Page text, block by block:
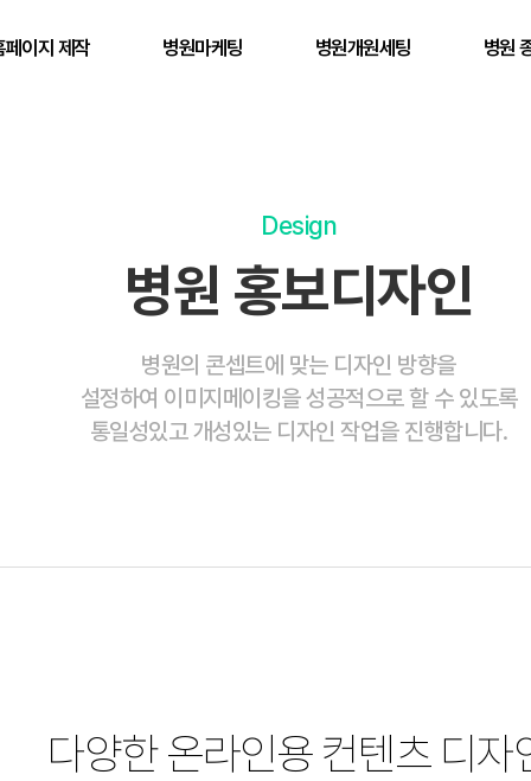
페이지 제작 병원마케팅 병원개원세팅 병원
Design
병원 홍보디자인
병원의 콘셉트에 맞는 디자인 방향을
설정하여 이미지메이킹을 성공적으로 할 수 있도록
통일성있고 개성있는 디자인 작업을 진행합니다.
다양한 온라인용 컨텐츠 디자